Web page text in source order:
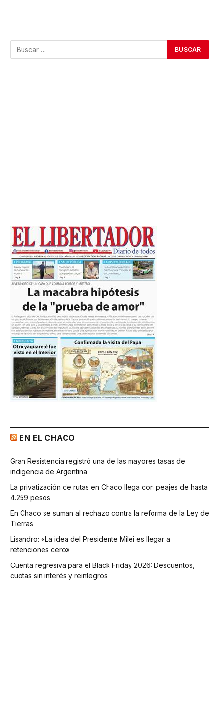
EN EL CHACO
Gran Resistencia registró una de las mayores tasas de
indigencia de Argentina
La privatización de rutas en Chaco llega con peajes de hasta
4.259 pesos
En Chaco se suman al rechazo contra la reforma de la Ley de
Tierras
Lisandro: «La idea del Presidente Milei es llegar a
retenciones cero»
Cuenta regresiva para el Black Friday 2026: Descuentos,
cuotas sin interés y reintegros